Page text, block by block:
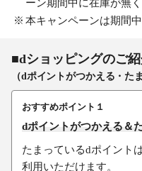
ーン期間中に在庫が無
本キャンペーンは期間
■dショッピングのご
（dポイントがつかえる・た
おすすめポイント１
dポイントがつかえる＆
たまっているdポイント
利用いただけます。